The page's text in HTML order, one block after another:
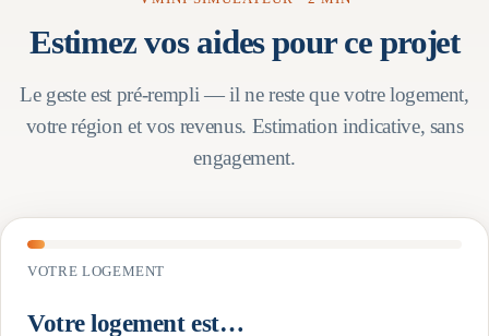
Estimez vos aides pour ce projet
Le geste est pré-rempli — il ne reste que votre logement,
votre région et vos revenus. Estimation indicative, sans
engagement.
VOTRE LOGEMENT
Votre logement est…